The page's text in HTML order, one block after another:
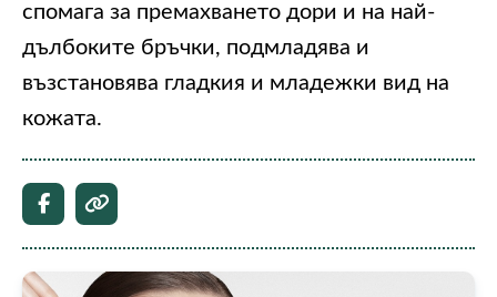
спомага за премахването дори и на най-
дълбоките бръчки, подмладява и
възстановява гладкия и младежки вид на
кожата.